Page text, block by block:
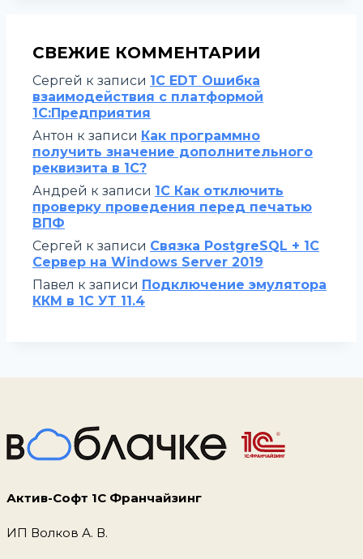
СВЕЖИЕ КОММЕНТАРИИ
Сергей к записи 1C EDT Ошибка
взаимодействия с платформой
1С:Предприятия
Антон к записи Как программно
получить значение дополнительного
реквизита в 1С?
Андрей к записи 1С Как отключить
проверку проведения перед печатью
ВПФ
Сергей к записи Связка PostgreSQL + 1С
Сервер на Windows Server 2019
Павел к записи Подключение эмулятора
ККМ в 1С УТ 11.4
Актив-Софт 1С Франчайзинг
ИП Волков А. В.